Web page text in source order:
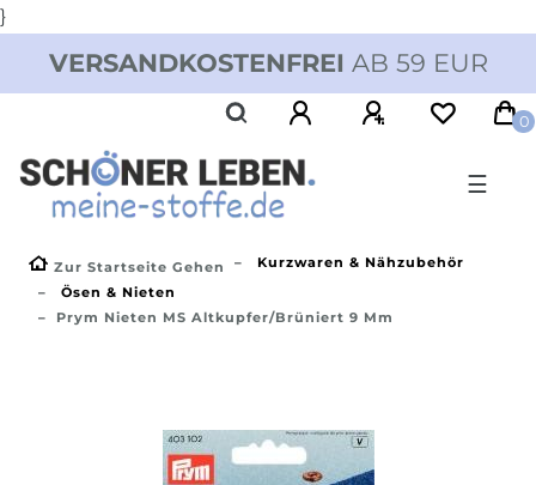
}
VERSANDKOSTENFREI AB 59 EUR
0
☰
Zur Startseite Gehen
Kurzwaren & Nähzubehör
Ösen & Nieten
Prym Nieten MS Altkupfer/brüniert 9 Mm